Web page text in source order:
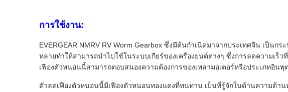
การใช้งาน:
EVERGEAR NMRV RV Worm Gearbox ซึ่งมีต้นกำเนิดมาจากประเทศจีน เป็
หลายทำให้สามารถนำไปใช้ในระบบเกียร์ของเครื่องยนต์ต่างๆ ซึ่งการลดความเ
เฟืองตัวหนอนนี้สามารถตอบสนองความต้องการของเพลามอเตอร์หรือประเภทอิน
ตัวลดเฟืองตัวหนอนนี้มีเฟืองตัวหนอนทองแดงที่ทนทาน เป็นที่รู้จักในด้านความต้า